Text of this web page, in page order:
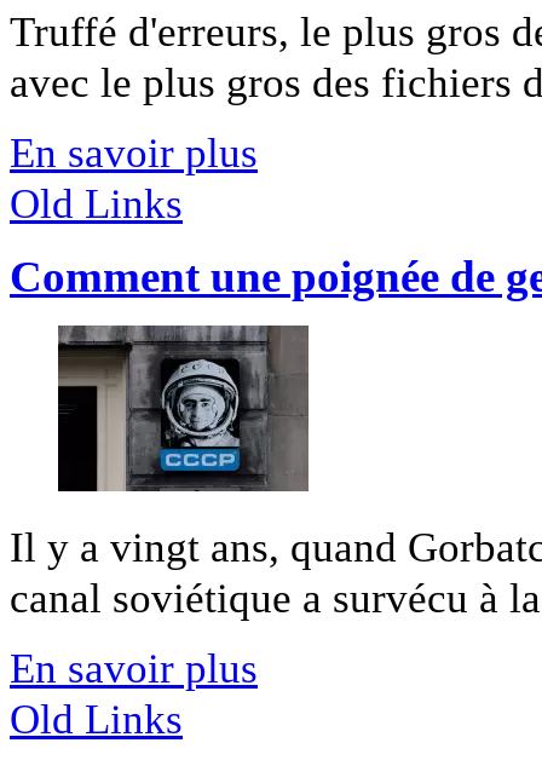
Truffé d'erreurs, le plus gros
avec le plus gros des fichiers
En savoir plus
Old Links
Comment une poignée de
Il y a vingt ans, quand
canal soviétique a survécu à
En savoir plus
Old Links